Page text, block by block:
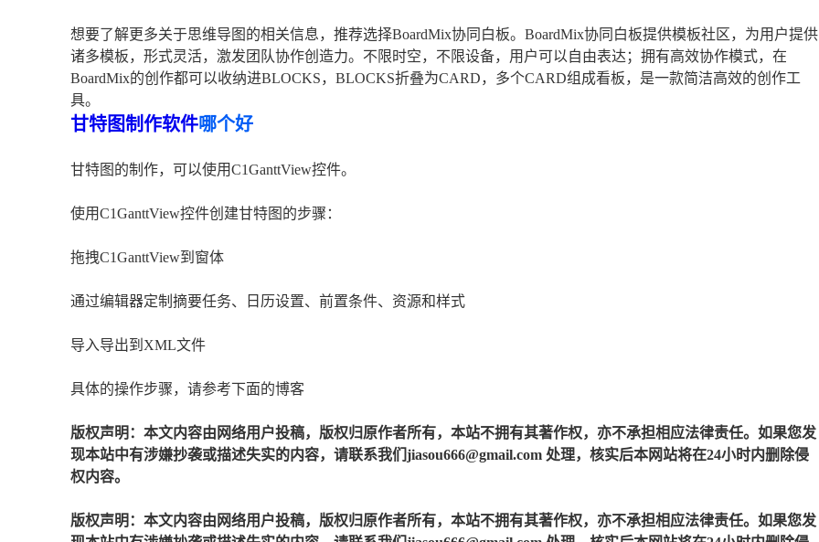
想要了解更多关于思维导图的相关信息，推荐选择BoardMix协同白板。BoardMix协同白板提供模板社区，为用户提供
诸多模板，形式灵活，激发团队协作创造力。不限时空，不限设备，用户可以自由表达；拥有高效协作模式，在
BoardMix的创作都可以收纳进BLOCKS，BLOCKS折叠为CARD，多个CARD组成看板，是一款简洁高效的创作工
具。
甘特图制作软件哪个好
甘特图的制作，可以使用C1GanttView控件。
使用C1GanttView控件创建甘特图的步骤：
拖拽C1GanttView到窗体
通过编辑器定制摘要任务、日历设置、前置条件、资源和样式
导入导出到XML文件
具体的操作步骤，请参考下面的博客
版权声明：本文内容由网络用户投稿，版权归原作者所有，本站不拥有其著作权，亦不承担相应法律责任。如果您发
现本站中有涉嫌抄袭或描述失实的内容，请联系我们jiasou666@gmail.com 处理，核实后本网站将在24小时内删除侵
权内容。
版权声明：本文内容由网络用户投稿，版权归原作者所有，本站不拥有其著作权，亦不承担相应法律责任。如果您发